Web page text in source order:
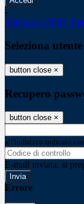
-
Entra con SPID
Seleziona utente
button close ×
Recupero
button close ×
all'indirizzo indicato
E-mail inviata, si
Errore